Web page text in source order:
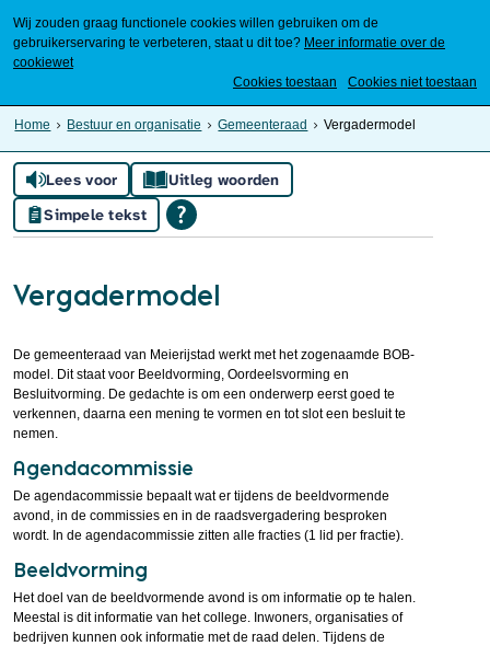
Wij zouden graag functionele cookies willen gebruiken om de
gebruikerservaring te verbeteren, staat u dit toe? Meer informatie over de
cookiewet
Cookies toestaan
Cookies niet toestaan
Home Bestuur en organisatie Gemeenteraad Vergadermodel
Lees voor
Uitleg woorden
Simpele tekst
Vergadermodel
De gemeenteraad van Meierijstad werkt met het zogenaamde BOB-
model. Dit staat voor Beeldvorming, Oordeelsvorming en
Besluitvorming. De gedachte is om een onderwerp eerst goed te
verkennen, daarna een mening te vormen en tot slot een besluit te
nemen.
Agendacommissie
De agendacommissie bepaalt wat er tijdens de beeldvormende
avond, in de commissies en in de raadsvergadering besproken
wordt. In de agendacommissie zitten alle fracties (1 lid per fractie).
Beeldvorming
Het doel van de beeldvormende avond is om informatie op te halen.
Meestal is dit informatie van het college. Inwoners, organisaties of
bedrijven kunnen ook informatie met de raad delen. Tijdens de